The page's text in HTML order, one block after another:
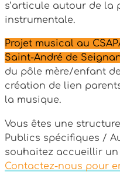
s’articule autour de la
instrumentale.
Projet musical au
Saint-André de
du pôle mère/enfant
création de lien
la musique.
Vous êtes une
Publics spécifiques /
souhaitez accueillir un
Contactez-nous pour